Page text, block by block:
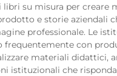
su misura per creare
e storie aziendali
professionale. Le
frequentemente con
materiali didattici,
istituzionali che